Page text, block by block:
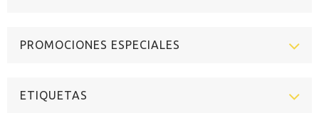
PROMOCIONES ESPECIALES
ETIQUETAS